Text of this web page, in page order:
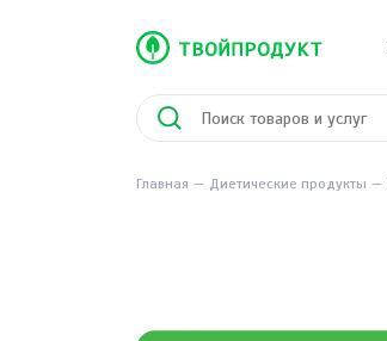
Главная Диетические продукты